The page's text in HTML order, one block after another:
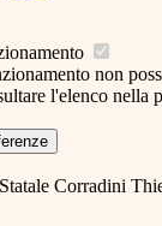
non
l'elenco nella
Corradini